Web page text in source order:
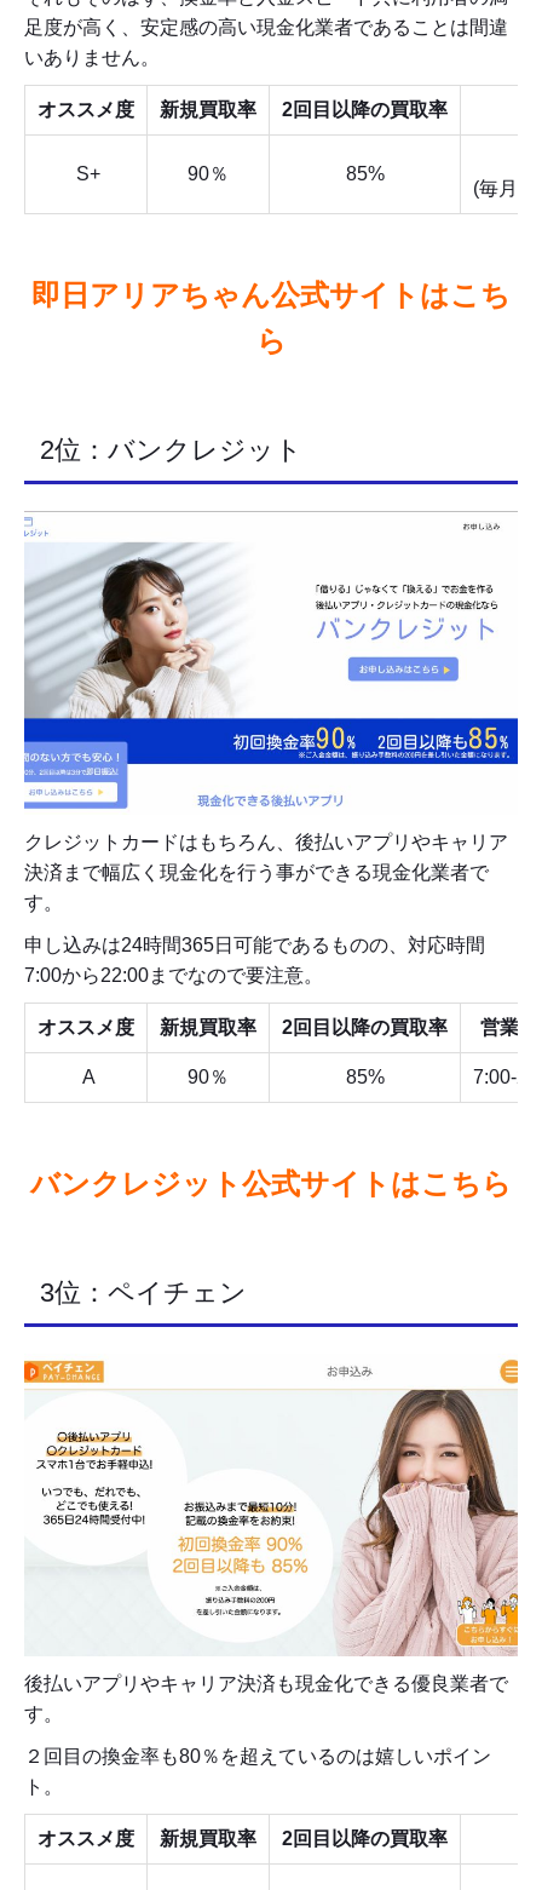
足度が高く、安定感の高い現金化業者であることは間違
いありません。
オススメ度 新規買取率 2回目以降の買取率
S+ 90％ 85%
(毎月1
即日アリアちゃん公式サイトはこち
ら
2位：バンクレジット
クレジットカードはもちろん、後払いアプリやキャリア
決済まで幅広く現金化を行う事ができる現金化業者で
す。
申し込みは24時間365日可能であるものの、対応時間
7:00から22:00までなので要注意。
オススメ度 新規買取率 2回目以降の買取率 営業時
A 90％ 85% 7:00-
バンクレジット公式サイトはこちら
3位：ペイチェン
後払いアプリやキャリア決済も現金化できる優良業者で
す。
２回目の換金率も80％を超えているのは嬉しいポイン
ト。
オススメ度 新規買取率 2回目以降の買取率